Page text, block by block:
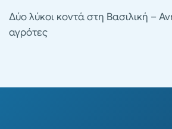
Δύο λύκοι κοντά στη Βασιλική –
αγρότες